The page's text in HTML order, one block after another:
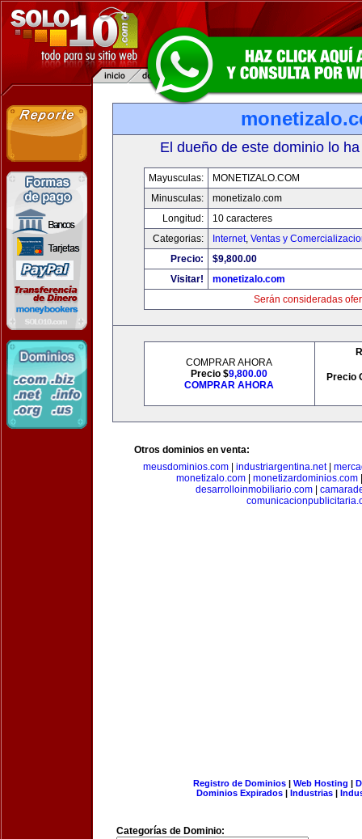
El dueño de este dominio lo
Mayusculas:
MONETIZALO.COM
Minusculas:
monetizalo.com
Longitud:
10 caracteres
Categorias:
Internet, Ventas y
Precio:
$9,800.00
Visitar!
monetizalo.com
Serán consideradas
COMPRAR AHORA
Precio $9,800.00
COMPRAR AHORA
Precio
Otros dominios en venta:
meusdominios.com| industriargentina.net|
monetizalo.com| monetizardominios.com
desarrolloinmobiliario.com
Registro de Dominios| Web Hosting |
Dominios Expirados | Industrias |
Categorías de Dominio: